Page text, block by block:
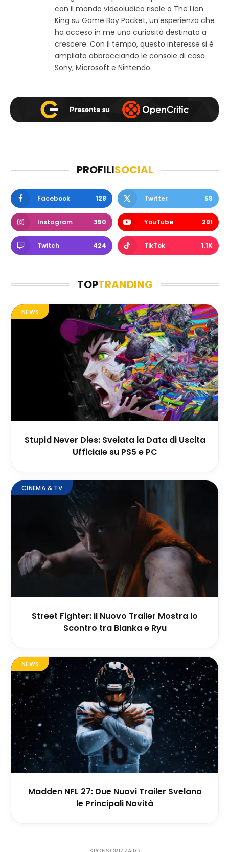
k
a
m
con il mondo videoludico risale a The Lion
King su Game Boy Pocket, un’esperienza che
ha acceso in me una curiosità destinata a
crescere. Con il tempo, questo interesse si è
ampliato abbracciando le console di casa
Sony, Microsoft e Nintendo.
PROFILISOCIAL
Facebook 128 Twitter 58
Instagram 350 YouTube 291
Twitch 424 TikTok 1.1K
TOPTRANDING
NEWS
Stupid Never Dies: Svelata la Data di Uscita
Ufficiale su PS5 e PC
CINEMA & TV
Street Fighter: il Nuovo Trailer Mostra lo
Scontro tra Blanka e Ryu
NEWS
Madden NFL 27: Due Nuovi Trailer Svelano
le Principali Novità